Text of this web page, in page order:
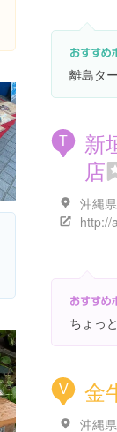
離島タ
T
新
店
沖縄
http://
ちょっ
V 金
沖縄